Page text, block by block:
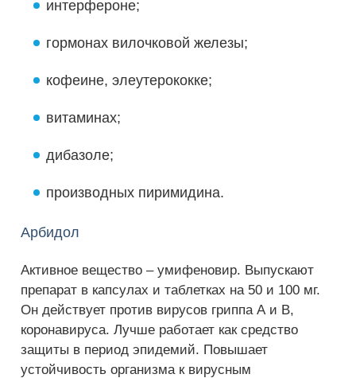
интерфероне;
гормонах вилочковой железы;
кофеине, элеутерококке;
витаминах;
дибазоле;
производных пиримидина.
Арбидол
Активное вещество – умифеновир. Выпускают
препарат в капсулах и таблетках на 50 и 100 мг.
Он действует против вирусов гриппа А и В,
коронавируса. Лучше работает как средство
защиты в период эпидемий. Повышает
устойчивость организма к вирусным